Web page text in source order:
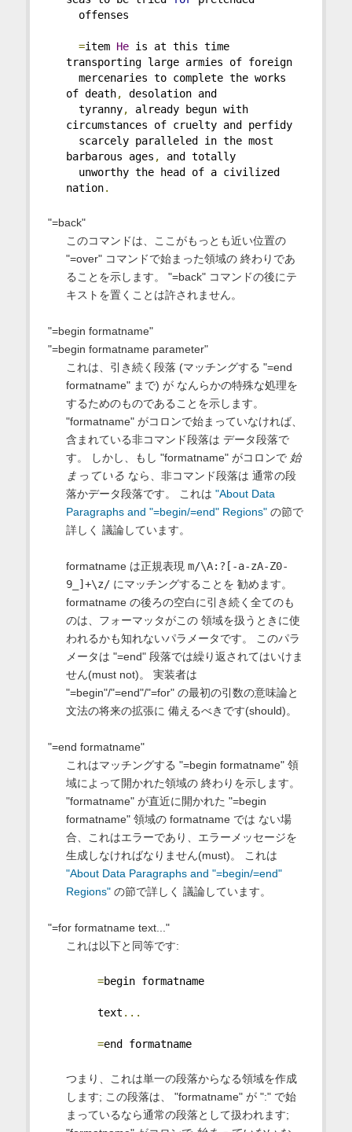
offenses
=item He is at this time
transporting large armies of foreign
mercenaries to complete the works
of death,
desolation and
tyranny,
already begun with
circumstances of cruelty and perfidy
scarcely paralleled in the most
barbarous ages ,
and totally
unworthy the head of a civilized
nation.
"=back"
このコマンドは、ここがもっとも近い位置の
"=over" コマンドで始まった領域の 終わりであ
ることを示します。 "=back" コマンドの後にテ
キストを置くことは許されません。
"=begin formatname"
"=begin formatname parameter"
これは、引き続く段落 (マッチングする "=end
formatname" まで) が なんらかの特殊な処理を
するためのものであることを示します。
"formatname" がコロンで始まっていなければ、
含まれている非コマンド段落は データ段落で
す。 しかし、もし "formatname" がコロンで 始
まっている なら、非コマンド段落は 通常の段
落かデータ段落です。 これは "About Data
Paragraphs and "=begin/=end" Regions"の節で
詳しく 議論しています。
formatname は正規表現 m/\A:?[-a-zA-Z0-
9_]+\z/にマッチングすることを 勧めます。
formatname の後ろの空白に引き続く全てのも
のは、フォーマッタがこの 領域を扱うときに使
われるかも知れないパラメータです。 このパラ
メータは "=end" 段落では繰り返されてはいけま
せん(must not)。 実装者は
"=begin"/"=end"/"=for" の最初の引数の意味論と
文法の将来の拡張に 備えるべきです(should)。
"=end formatname"
これはマッチングする "=begin formatname" 領
域によって開かれた領域の 終わりを示します。
"formatname" が直近に開かれた "=begin
formatname" 領域の formatname では ない場
合、これはエラーであり、エラーメッセージを
生成しなければなりません(must)。 これは
"About Data Paragraphs and "=begin/=end"
Regions"の節で詳しく 議論しています。
"=for formatname text..."
これは以下と同等です:
=begin formatname
text ...
=end formatname
つまり、これは単一の段落からなる領域を作成
します; この段落は、 "formatname" が ":" で始
まっているなら通常の段落として扱われます;